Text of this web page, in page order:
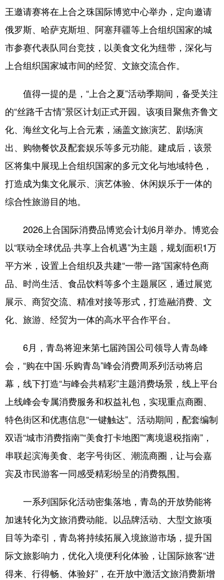
王邀请赛将在上合之珠国际博览中心举办，定向邀请
俄罗斯、哈萨克斯坦、阿塞拜疆等上合组织国家的城
市参赛代表队同台竞技，以美食文化为纽带，深化与
上合组织国家城市间的经贸、文旅交流合作。
值得一提的是，“上合之夏”活动季期间，备受关注
的“丝路千古情”景区计划正式开园。该项目聚焦齐鲁文
化、海丝文化与上合元素，涵盖文旅演艺、剧场演
出、购物餐饮及配套娱乐等多元功能。建成后，该景
区将集中展现上合组织国家的多元文化与地域特色，
打造成为集文化展示、演艺体验、休闲娱乐于一体的
综合性旅游目的地。
2026上合国际消费品博览会计划6月举办。博览会
以“联动全球优品·共享上合机遇”为主题，规划面积1万
平方米，设置上合组织及共建“一带一路”国家特色商
品、时尚生活、食品饮料等多个主题展区，通过展览
展示、商贸交流、精准对接等形式，打造融消费、文
化、旅游、经贸为一体的高水平合作平台。
6月，青岛将迎来第七届跨国公司领导人青岛峰
会，“购在中国·乐购青岛”峰会消费周系列活动将启
幕，线下打造“与峰会共精彩”主题消费场景，线上平台
上线峰会专属消费服务和权益礼包，实现重点商圈、
特色街区和优惠信息“一键触达”。活动期间，配套编制
双语“城市消费指南”“美食打卡地图”“离境退税指南”，
串联起滨海美食、老字号街区、潮流商圈，让与会嘉
宾及市民游客一同感受精彩纷呈的消费氛围。
一系列国际化活动密集落地，青岛的开放势能将
加速转化为文旅消费动能。以品牌活动、大型文旅项
目等为牵引，青岛将持续拓展入境旅游市场，提升国
际文旅影响力，优化入境便利化体验，让国际旅客“进
得来、行得畅、体验好”，在开放中激活文旅消费新增